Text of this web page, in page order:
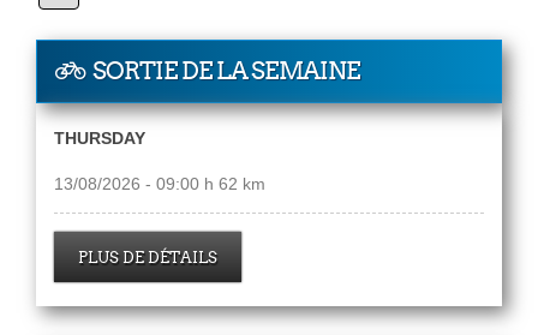
SORTIE DE LA SEMAINE
THURSDAY
13/08/2026 - 09:00 h 62 km
PLUS DE DÉTAILS